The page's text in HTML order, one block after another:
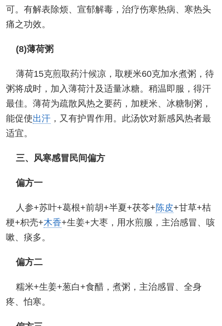
可。有解表除烦、宣郁解毒，治疗伤寒热病、寒热头
痛之功效。
(8)薄荷粥
薄荷15克煎取药汁候凉，取粳米60克加水煮粥，待
粥将成时，加入薄荷汁及适量冰糖。稍温即服，得汗
最佳。薄荷为疏散风热之要药，加粳米、冰糖制粥，
能促使出汗 ，又有护胃作用。此汤饮对新感风热者最
适宜。
三、风寒感冒民间偏方
偏方一
人参+苏叶+葛根+前胡+半夏+茯苓+ 陈皮+甘草+桔
梗+枳壳+木香+生姜+大枣，用水煎服，主治感冒、咳
嗽、痰多。
偏方二
糯米+生姜+葱白+食醋，煮粥，主治感冒、全身
疼、怕寒。